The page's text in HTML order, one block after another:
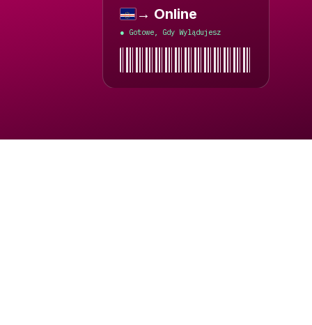
Republika Zielonego
→ Online
● Gotowe, Gdy Wylądujesz